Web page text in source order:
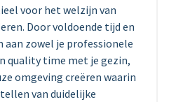
voor het welzijn van
Door voldoende tijd en
aan zowel je professionele
quality time met je gezin,
omgeving creëren waarin
van duidelijke